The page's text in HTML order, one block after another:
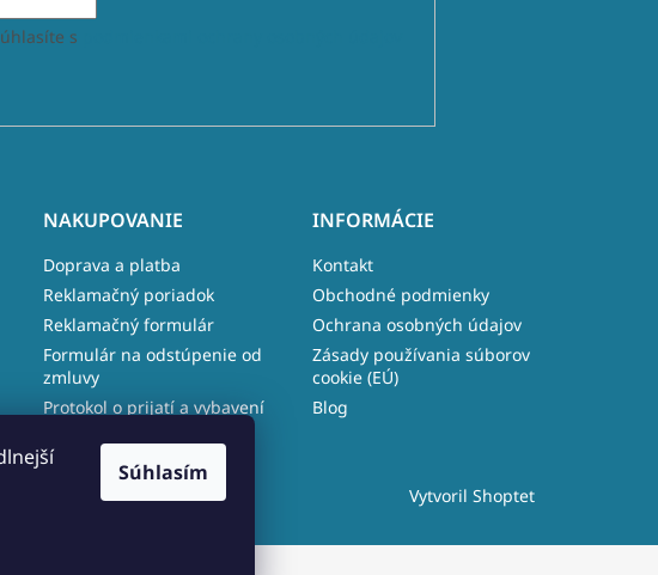
Súhlasím
s
NAKUPOVANIE
Doprava a platba
Reklamačný poriadok
Reklamačný formulár
Formulár na odstúpenie od
zmluvy
Protokol o prijatí a vybavení
INFORMÁCIE
Kontakt
Obchodné podmienky
Ochrana osobných údajov
Zásady používania súborov
cookie (EÚ)
Blog
Vytvoril Shoptet